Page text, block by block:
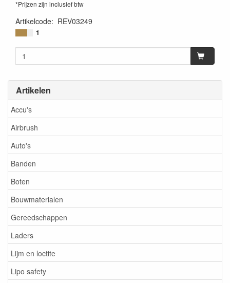
Artikelen
Accu's
Airbrush
Auto's
Banden
Boten
Bouwmaterialen
Gereedschappen
Laders
Lijm en loctite
Lipo safety
*Prijzen zijn inclusief btw
Artikelcode: REV03249
4009803032498
1